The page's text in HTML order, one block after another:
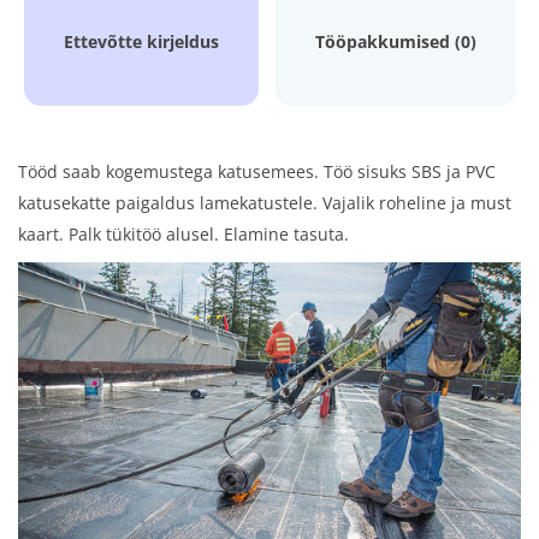
Ettevõtte kirjeldus Tööpakkumised (0)
Tööd saab kogemustega katusemees. Töö sisuks SBS ja PVC
katusekatte paigaldus lamekatustele. Vajalik roheline ja must
kaart. Palk tükitöö alusel. Elamine tasuta.